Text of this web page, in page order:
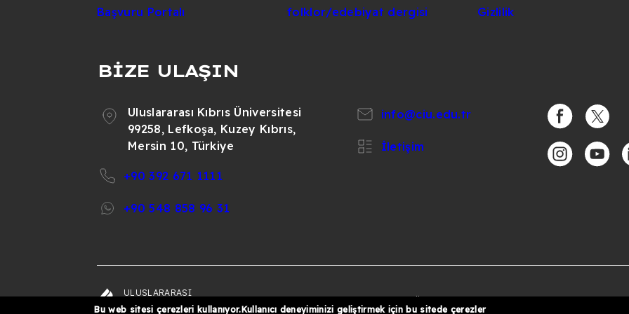
Başvuru Portalı
folklor/edebiyat dergisi
Gizlilik
BİZE ULAŞIN
Uluslararası Kıbrıs Üniversitesi
99258, Lefkoşa, Kuzey Kıbrıs,
Mersin 10, Türkiye
+90 392 671 1111
+90 548 858 96 31
info@ciu.edu.tr
İletişim
ULUSLARARASI
ÜNIVERSITESI
Bu web sitesi çerezleri kullanıyor.Kullanıcı deneyiminizi geliştirmek için bu sitede çerezler